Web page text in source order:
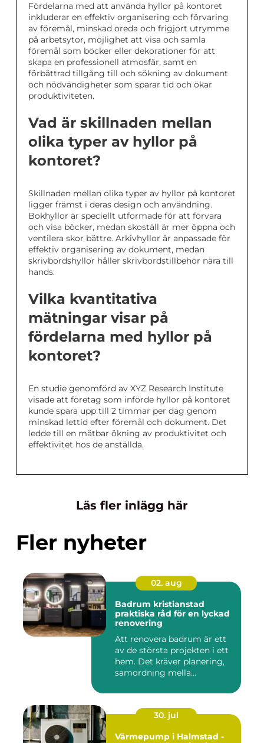
Fördelarna med att använda hyllor på kontoret
inkluderar en effektiv organisering och förvaring
av föremål, minskad oreda och frigjort utrymme
på arbetsytor, möjlighet att visa och samla
föremål som böcker eller dekorationer för att
skapa en professionell atmosfär, samt en
förbättrad tillgång till och sökning av dokument
och nödvändigheter som sparar tid och ökar
produktiviteten.
Vad är skillnaden mellan
olika typer av hyllor på
kontoret?
Skillnaden mellan olika typer av hyllor på kontoret
ligger främst i deras design och användning.
Bokhyllor är speciellt utformade för att förvara
och visa böcker, medan skoställ är mer öppna och
ventilera skor bättre. Arkivhyllor är anpassade för
effektiv organisering av dokument, medan
skrivbordshyllor håller skrivbordstillbehör nära till
hands.
Vilka kvantitativa
mätningar visar på
fördelarna med hyllor på
kontoret?
En studie genomförd av XYZ Research Institute
visade att företag som införde hyllor på kontoret
kunde spara upp till 2 timmar per dag genom
minskad lettid efter föremål och dokument. Det
ledde till en mätbar ökning av produktivitet och
effektivitet hos de anställda.
Läs fler inlägg här
Fler nyheter
02. aug
Badrum kristianstad
praktiska råd för en lyckad
renovering
Att renovera badrum är ett
av de största projekten i ett
hem. Det kräver planering,
samordning mella...
30. jul
Värmepump i Halmstad -